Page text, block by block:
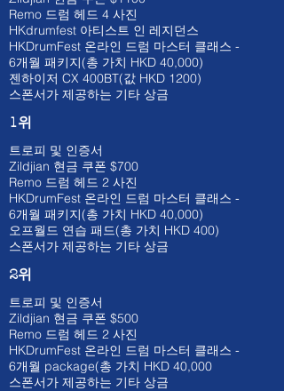
​Remo 드럼 헤드 4 사진
HKdrumfest 아티스트 인 레지던스
HKDrumFest 온라인 드럼 마스터 클래스 -
6개월 패키지(총 가치 HKD 40,000)
젠하이저 CX 400BT(값 HKD 1200)
스폰서가 제공하는 기타 상금
1위
트로피 및 인증서
Zildjian 현금 쿠폰 $700
​Remo 드럼 헤드 2 사진
HKDrumFest 온라인 드럼 마스터 클래스 -
6개월 패키지(총 가치 HKD 40,000)
오프월드 연습 패드(총 가치 HKD 400)
스폰서가 제공하는 기타 상금
2위
트로피 및 인증서
Zildjian 현금 쿠폰 $500
​Remo 드럼 헤드 2 사진
HKDrumFest 온라인 드럼 마스터 클래스 -
6개월 package(총 가치 HKD 40,000
스폰서가 제공하는 기타 상금